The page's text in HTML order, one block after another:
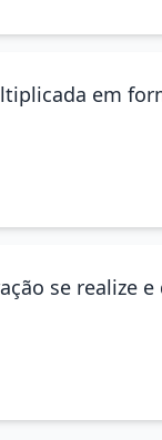
em
se realize